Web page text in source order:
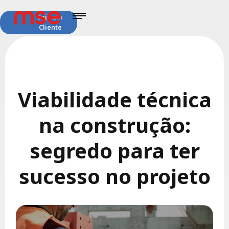
Seja um
Cliente
Viabilidade técnica
na construção:
segredo para ter
sucesso no projeto